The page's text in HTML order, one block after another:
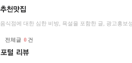
음식점에 대한 심한 비방, 욕설을 포함한 글, 광고홍보
전체글 0 건